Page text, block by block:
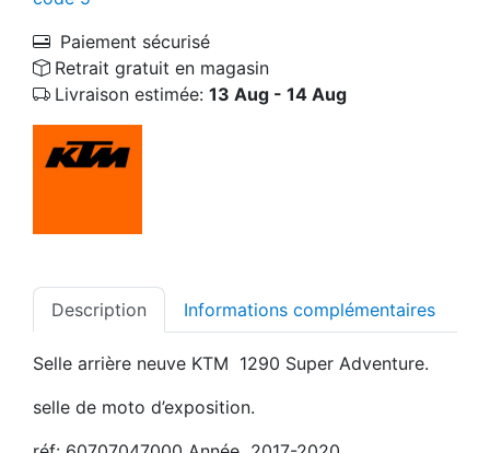
Paiement sécurisé
Retrait gratuit en magasin
Livraison estimée: 13 Aug - 14 Aug
Description Informations complémentaires
Selle arrière neuve KTM 1290 Super Adventure.
selle de moto d’exposition.